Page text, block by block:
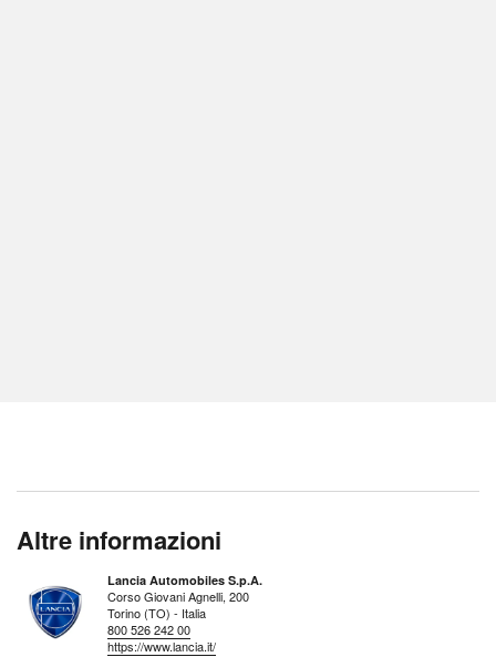
Altre informazioni
Lancia Automobiles S.p.A.
Corso Giovani Agnelli, 200
Torino (TO) - Italia
800 526 242 00
https://www.lancia.it/